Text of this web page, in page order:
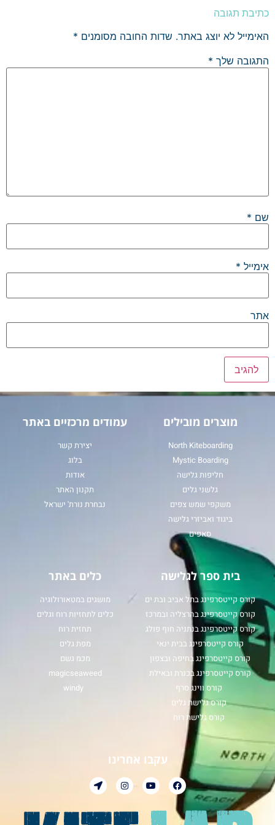
כתיבת תגובה
האימייל לא יוצג באתר. שדות החובה מסומנים *
התגובה שלך *
שם *
אימייל *
אתר
מוצרים מובילים
North Kiteboarding
Mystic Boarding
חליפות גלישה
גלשני גלים
משקפי שמש צפים
ביגוד ואביזרי גלישה
סאפים
עמודים מרכזיים באתר
יצירת קשר
בלוג
אודות
תקנון האתר
נבחרת נורת' ישראל
בית ספר לגלישה
קורס קייטסרפינג בתל אביב ובת ים
קורס קייטסרפינג בהרצליה ובמרכז
קורס קייטסרפינג בנתניה חוף פולג
קורס קייטסרפינג בבית ינאי
קורס קייטסרפינג בחיפה ובצפון
קורס קייטסרפינג בכנרת ובאילת
קורס ווינג סרף
קורס גלישת גלים
קורס גלישת רוח
כלים באתר
מושגים במטאורולוגיה
כלים לתחזיות רוח וגלים
תחזית רוח
מפת גלים
מכמ גשם
magicseaweed
windy
עקבו אחרינו